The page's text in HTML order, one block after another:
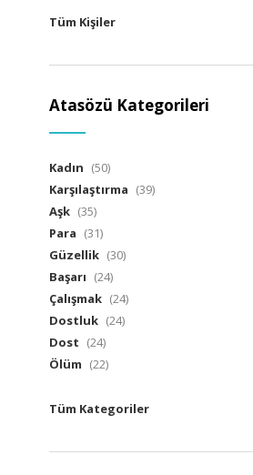
Tüm Kişiler
Atasözü Kategorileri
Kadın (50)
Karşılaştırma (39)
Aşk (35)
Para (31)
Güzellik (30)
Başarı (24)
Çalışmak (24)
Dostluk (24)
Dost (24)
Ölüm (22)
Tüm Kategoriler